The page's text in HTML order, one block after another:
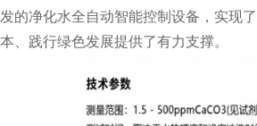
发的净化水全自动智能控制设备，实现
本、践行绿色发展提供了有力支撑。